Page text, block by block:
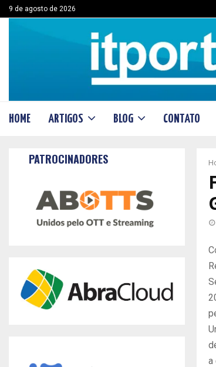
9 de agosto de 2026
HOME ARTIGOS BLOG CONTATO
a
PATROCINADORES